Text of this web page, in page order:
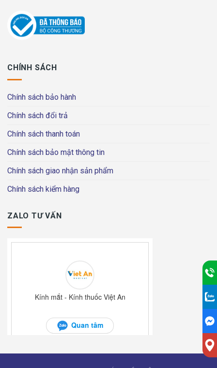
CHÍNH SÁCH
Chính sách bảo hành
Chính sách đổi trả
Chính sách thanh toán
Chính sách bảo mật thông tin
Chính sách giao nhận sản phẩm
Chính sách kiểm hàng
ZALO TƯ VẤN